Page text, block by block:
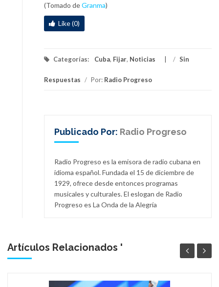
(Tomado deGranma)
Like (0)
Categorías: Cuba, Fijar, Noticias / Sin
Respuestas / Por: Radio Progreso
Publicado Por: Radio Progreso
Radio Progreso es la emisora de radio cubana en
idioma español. Fundada el 15 de diciembre de
1929, ofrece desde entonces programas
musicales y culturales. El eslogan de Radio
Progreso es La Onda de la Alegría
Artículos Relacionados '